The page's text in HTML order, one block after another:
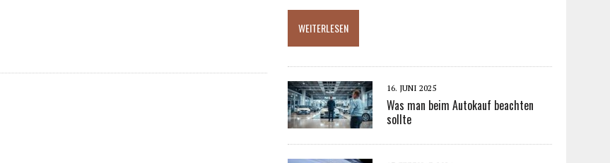
WEITERLESEN
16. JUNI 2025
Was man beim Autokauf beachten
sollte